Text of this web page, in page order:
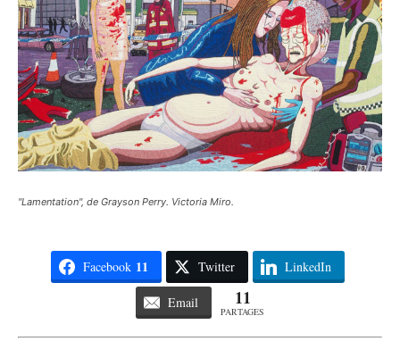
"Lamentation", de Grayson Perry. Victoria Miro.
Facebook 11 Twitter LinkedIn
Email 11
PARTAGES